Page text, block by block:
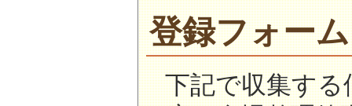
登録フォーム
下記で収集す